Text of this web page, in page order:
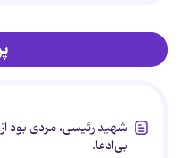
شهید رئیسی، مردی بود
بی‌ادعا.